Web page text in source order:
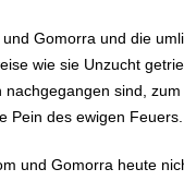
Gomorra und die
wie sie Unzucht
sind, zum
Pein des ewigen
und Gomorra heute